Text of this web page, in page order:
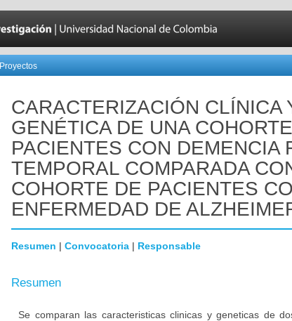
Proyectos
CARACTERIZACIÓN CLÍNICA
GENÉTICA DE UNA
PACIENTES CON DEMENCIA
TEMPORAL COMPARADA
COHORTE DE PACIENTES
ENFERMEDAD DE
Resumen | Convocatoria | Responsable
Resumen
Se comparan las caracteristicas clinicas y geneticas de